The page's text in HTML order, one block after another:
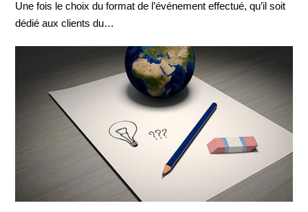
Une fois le choix du format de l’événement effectué, qu’il soit
dédié aux clients du…